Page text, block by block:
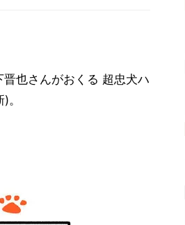
也さんがおくる 超忠犬ハ